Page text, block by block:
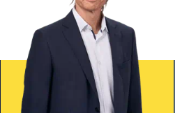
of taking Member States to
EIPA Working Paper 2011/W/01,
gemeinsam mit Prof. Dr.
Kaeding